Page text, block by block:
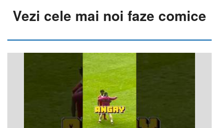
Vezi cele mai noi faze comice